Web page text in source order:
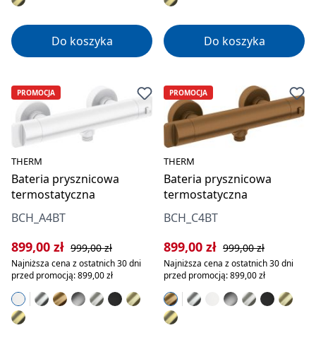
Do koszyka Do koszyka
PROMOCJA
THERM
Bateria prysznicowa
termostatyczna
BCH_A4BT
Cena sprzedaży:
899,00 zł Cena regularna:
999,00 zł
Najniższa cena z ostatnich 30 dni
przed promocją: 899,00 zł
PROMOCJA
THERM
Bateria prysznicowa
termostatyczna
BCH_C4BT
Cena sprzedaży:
899,00 zł Cena regularna:
999,00 zł
Najniższa cena z ostatnich 30 dni
przed promocją: 899,00 zł